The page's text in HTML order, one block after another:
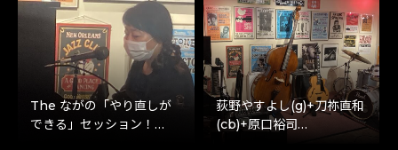
The ながの「やり直しが
できる」セッション！…
荻野やすよし(g)+刀祢直和
(cb)+原口裕司…